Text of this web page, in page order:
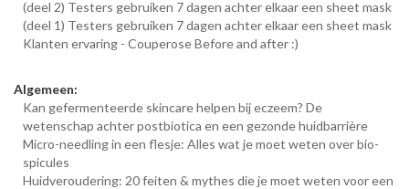
(deel 2) Testers gebruiken 7 dagen achter elkaar een sheet mask
(deel 1) Testers gebruiken 7 dagen achter elkaar een sheet mask
Klanten ervaring - Couperose Before and after :)
Algemeen:
Kan gefermenteerde skincare helpen bij eczeem? De
wetenschap achter postbiotica en een gezonde huidbarrière
Micro-needling in een flesje: Alles wat je moet weten over bio-
spicules
Huidveroudering: 20 feiten & mythes die je moet weten voor een